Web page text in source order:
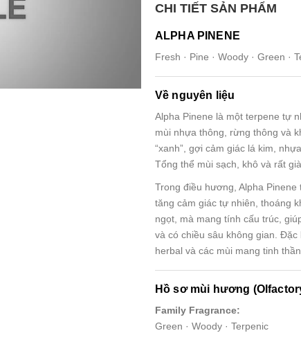
CHI TIẾT SẢN PHẨM
ALPHA PINENE
Fresh · Pine · Woody · Green ·
Về nguyên liệu
Alpha Pinene là một terpene tự
mùi nhựa thông, rừng thông và
“xanh”, gợi cảm giác lá kim,
Tổng thể mùi sạch, khô và rất
Trong điều hương, Alpha
tăng cảm giác tự nhiên, thoáng
ngọt, mà mang tính cấu trúc,
và có chiều sâu không gian. Đặc
herbal và các mùi mang tinh
Hồ sơ mùi hương
Family Fragrance:
Green · Woody · Terpenic